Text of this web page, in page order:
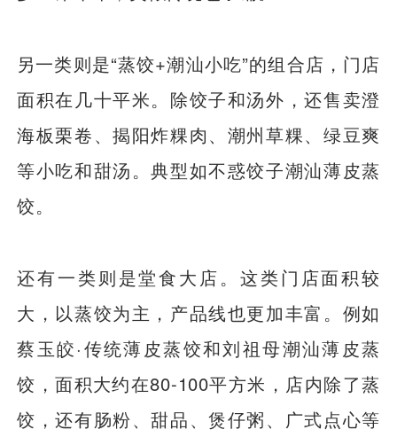
另一类则是“蒸饺+潮汕小吃”的组合店，门店
面积在几十平米。除饺子和汤外，还售卖澄
海板栗卷、揭阳炸粿肉、潮州草粿、绿豆爽
等小吃和甜汤。典型如不惑饺子潮汕薄皮蒸
饺。
还有一类则是堂食大店。这类门店面积较
大，以蒸饺为主，产品线也更加丰富。例如
蔡玉皎·传统薄皮蒸饺和刘祖母潮汕薄皮蒸
饺，面积大约在80-100平方米，店内除了蒸
饺，还有肠粉、甜品、煲仔粥、广式点心等